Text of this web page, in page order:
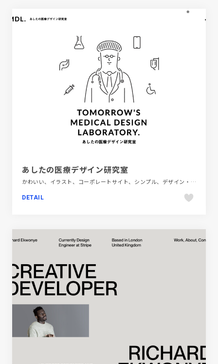
あしたの医療デザイン研究室
かわいい、イラスト、コーポレートサイト、シンプル、デザイン・アート・音楽・文芸、ホワイト系、医療・ヘルスケア
DETAIL